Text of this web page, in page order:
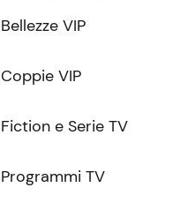
Bellezze VIP
Coppie VIP
Fiction e Serie TV
Programmi TV